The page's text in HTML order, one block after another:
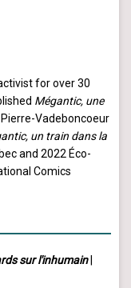
for over 30
Mégantic, une
Vadeboncoeur
un train dans la
and 2022 Éco-
Comics
sur l'inhumain|